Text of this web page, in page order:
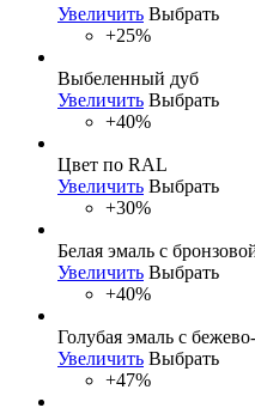
Увеличить Выбрать
+25%
Выбеленный дуб
Увеличить Выбрать
+40%
Цвет по RAL
Увеличить Выбрать
+30%
Белая эмаль с
Увеличить Выбрать
+40%
Голубая эмаль с
Увеличить Выбрать
+47%